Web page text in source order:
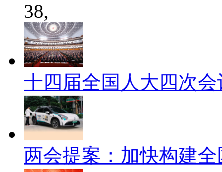
38,
十四届全国人大四次
两会提案：加快构建